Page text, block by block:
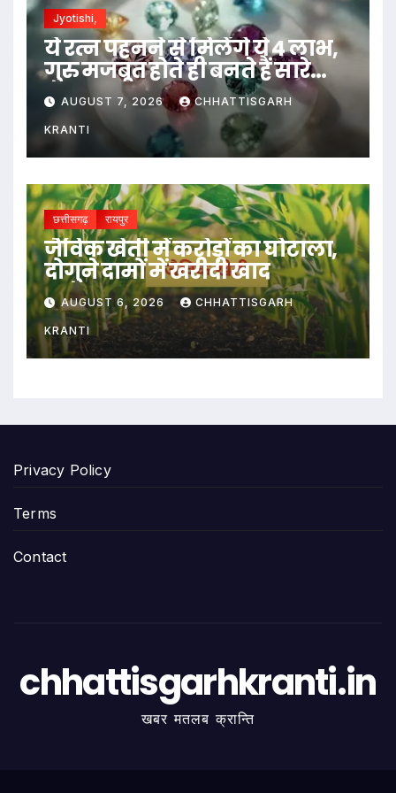
Jyotishi,
ये रत्न पहनने से मिलेंगे ये 4 लाभ,
गुरु मजबूत होते ही बनते हैं सारे
काम…
AUGUST 7, 2026 CHHATTISGARH
KRANTI
छत्तीसगढ़ रायपुर
जैविक खेती में करोड़ों का घोटाला,
दोगुने दामों में खरीदी खाद
AUGUST 6, 2026 CHHATTISGARH
KRANTI
Privacy Policy
Terms
Contact
chhattisgarhkranti.in
खबर मतलब क्रान्ति